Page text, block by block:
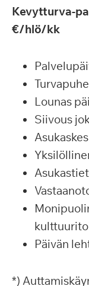
Kevytturva-
€/hlö/kk
Lounas
Siivous
Päivän
*)